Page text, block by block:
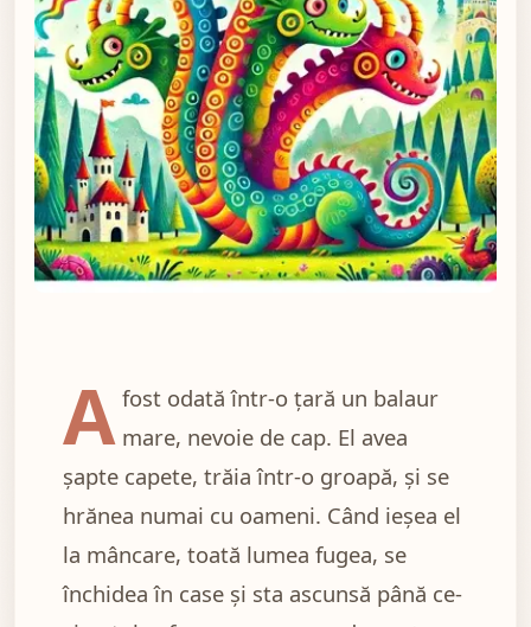
A fost odată într-o ţară un balaur
mare, nevoie de cap. El avea
şapte capete, trăia într-o groapă, şi se
hrănea numai cu oameni. Când ieşea el
la mâncare, toată lumea fugea, se
închidea în case şi sta ascunsă până ce-